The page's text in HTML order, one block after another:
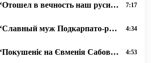
ч.38 “Отошел в вечность наш русинский поет Кемень Михаил“ 04.11.2020 прот. Димитрий Сидор 7:17
ч.39 “Славный муж Подкарпато-русинского народа Евмений Сабов“ 06.11.2020 прот. Димитрий Сидор 4:34
ч.40 “Покушеніє на Євменія Сабова“ 07.11.2020 прот. Димитрий Сидор 4:53